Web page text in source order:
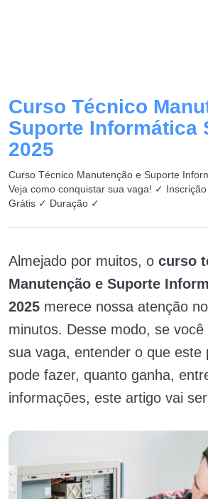
Curso Técnico
Suporte Informática
2025
Curso Técnico Manutenção e Suporte
Veja como conquistar sua vaga! ✓
Grátis ✓ Duração ✓
Almejado por muitos, o curso
Manutenção e Suporte
2025 merece nossa atenção
minutos. Desse modo, se
sua vaga, entender o que este
pode fazer, quanto ganha,
informações, este artigo vai